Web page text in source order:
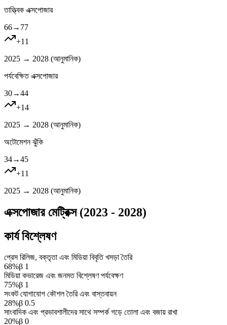
তাত্ত্বিক এক্সপোজার
66→ 77
+11
2025 → 2028 (আনুমানিক)
পর্যবেক্ষিত এক্সপোজার
30→44
+14
2025 → 2028 (আনুমানিক)
অটোমেশন ঝুঁকি
34→45
+11
2025 → 2028 (আনুমানিক)
এক্সপোজার মেট্রিক্স (2023 - 2028)
কার্য বিশ্লেষণ
প্রেস রিলিজ, বক্তৃতা এবং মিডিয়া বিবৃতি খসড়া তৈরি
68%β 1
মিডিয়া কভারেজ এবং জনমত বিশ্লেষণ পর্যবেক্ষণ
75%β 1
সংকট যোগাযোগ কৌশল তৈরি এবং বাস্তবায়ন
28%β 0.5
সাংবাদিক এবং প্রভাবশালীদের সাথে সম্পর্ক গড়ে তোলা এবং বজায় রাখা
20%β 0